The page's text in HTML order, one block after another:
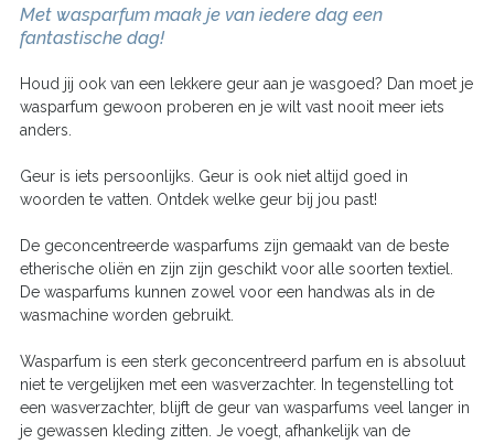
Met wasparfum maak je van iedere dag een
fantastische dag!
Houd jij ook van een lekkere geur aan je wasgoed? Dan moet je
wasparfum gewoon proberen en je wilt vast nooit meer iets
anders.
Geur is iets persoonlijks. Geur is ook niet altijd goed in
woorden te vatten. Ontdek welke geur bij jou past!
De geconcentreerde wasparfums zijn gemaakt van de beste
etherische oliën en zijn zijn geschikt voor alle soorten textiel.
De wasparfums kunnen zowel voor een handwas als in de
wasmachine worden gebruikt.
Wasparfum is een sterk geconcentreerd parfum en is absoluut
niet te vergelijken met een wasverzachter. In tegenstelling tot
een wasverzachter, blijft de geur van wasparfums veel langer in
je gewassen kleding zitten. Je voegt, afhankelijk van de